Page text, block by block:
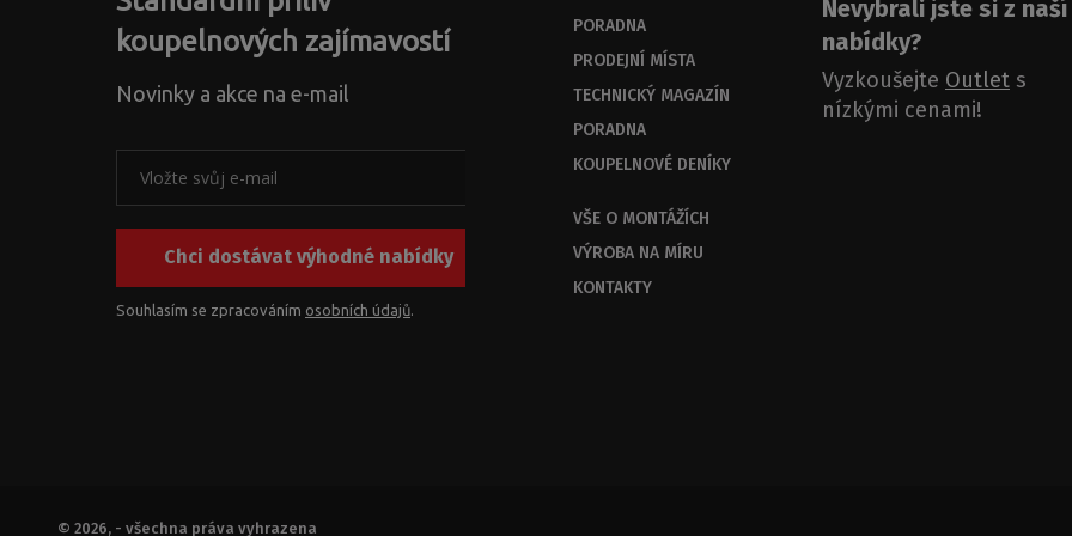
koupelnových zajímavostí
Novinky a akce na e-mail
Chci dostávat výhodné nabídky
Souhlasím se zpracováním osobních údajů
PORADNA
PRODEJNÍ MÍSTA
TECHNICKÝ MAGAZÍN
PORADNA
KOUPELNOVÉ DENÍKY
VŠE O MONTÁŽÍCH
VÝROBA NA MÍRU
KONTAKTY
Nevybrali jste si z naší
nabídky?
Vyzkoušejte Outlet s
nízkými cenami!
© 2026, - všechna práva vyhrazena